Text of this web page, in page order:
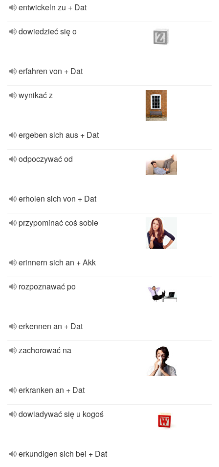
entwickeln zu + Dat
dowiedzieć się o
erfahren von + Dat
wynikać z
ergeben sich aus + Dat
odpoczywać od
erholen sich von + Dat
przypominać coś sobie
erinnern sich an + Akk
rozpoznawać po
erkennen an + Dat
zachorować na
erkranken an + Dat
dowiadywać się u kogoś
erkundigen sich bei + Dat